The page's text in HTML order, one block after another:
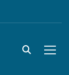
site.searc